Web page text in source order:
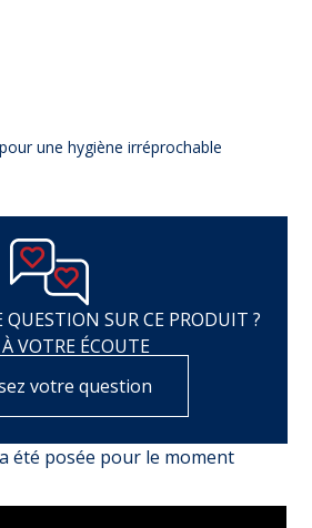
une hygiène irréprochable
QUESTION SUR CE PRODUIT ?
VOTRE ÉCOUTE
votre question
été posée pour le moment